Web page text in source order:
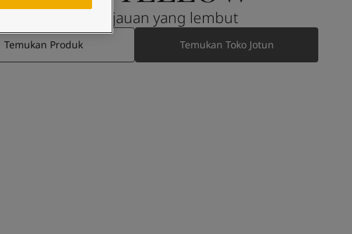
Kuning kehijauan yang lembut
Temukan Produk Temukan Toko Jotun